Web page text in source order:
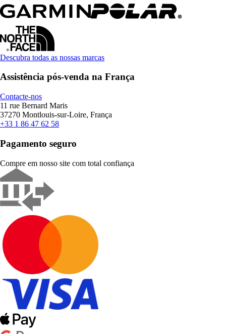
Descubra todas as nossas marcas
Assistência pós-venda na França
Contacte-nos
11 rue Bernard Maris
37270 Montlouis-sur-Loire, França
+33 1 86 47 62 58
Pagamento seguro
Compre em nosso site com total confiança